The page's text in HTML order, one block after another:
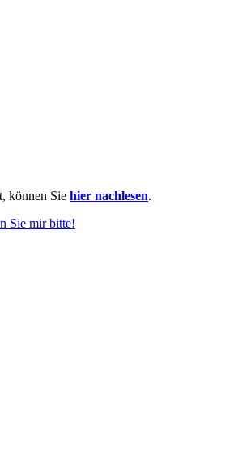
können Sie hier nachlesen.
Sie mir bitte!